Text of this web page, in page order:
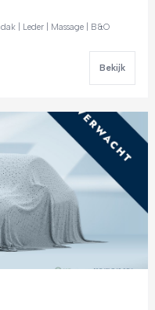
| Leder | Massage | B&O
Bekijk